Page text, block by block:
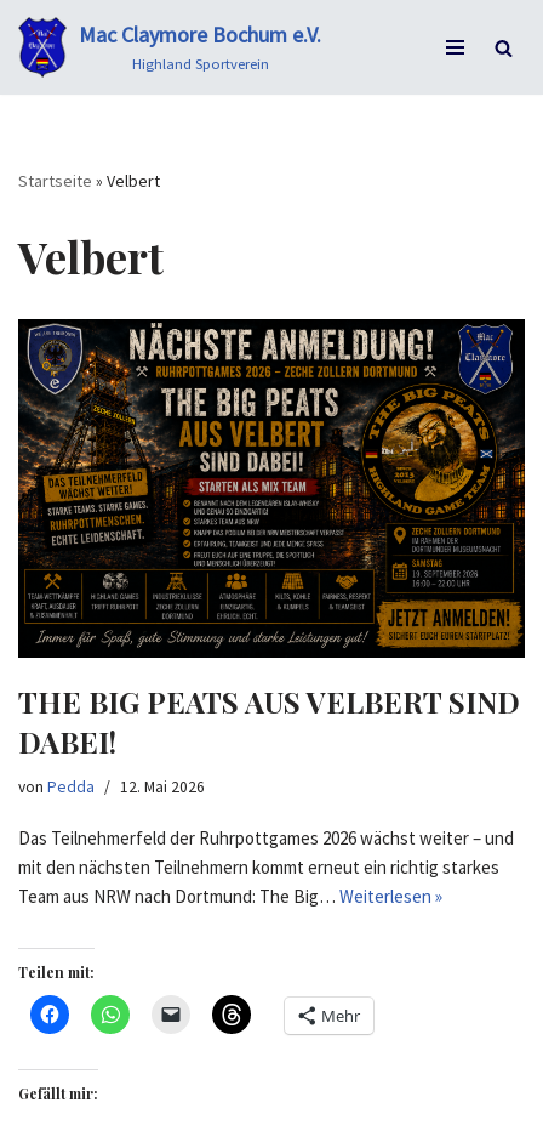
Zum
Inhalt
Mac Claymore Bochum e.V.
Highland Sportverein
Startseite » Velbert
Velbert
THE BIG PEATS AUS VELBERT SIND
DABEI!
von Pedda 12. Mai 2026
Das Teilnehmerfeld der Ruhrpottgames 2026 wächst weiter – und
mit den nächsten Teilnehmern kommt erneut ein richtig starkes
Team aus NRW nach Dortmund: The Big… Weiterlesen »
Teilen mit:
Mehr
Gefällt mir: